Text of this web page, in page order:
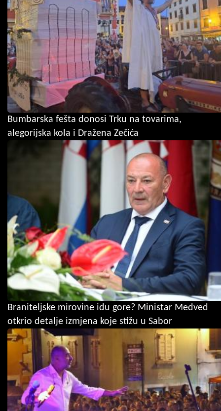
Bumbarska fešta donosi Trku na tovarima,
alegorijska kola i Dražena Zečića
Braniteljske mirovine idu gore? Ministar Medved
otkrio detalje izmjena koje stižu u Sabor